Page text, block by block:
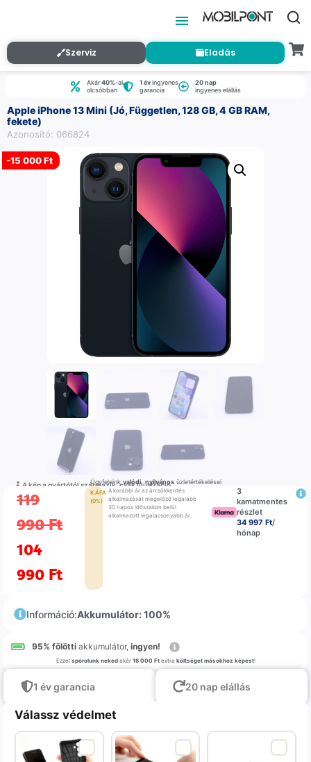
Szerviz Eladás
Akár40%-al
olcsóbban
1 évingyenes
garancia
20 nap
ingyenes elállás
Apple iPhone 13 Mini (Jó, Független, 128 GB, 4 GB RAM,
fekete)
Azonosító: 066824
-15 000 Ft
A kép a gyártótól származik, csak illustráció
Ügyfeleinkvalódi,nyilvánosüzletértékelései
119
990Ft
104
990 Ft
K.ÁFA
(0%)
A korábbi ár az árcsökkentés
alkalmazását megelőző legalább
30 napos időszakon belül
alkalmazott legalacsonyabb ár.
3
kamatmentes
részlet
34 997 Ft/
hónap
Információ:Akkumulátor: 100%
95% fölötti akkumulátor, ingyen!
Ezzel spórolunk nekedakár 16 000 Ftextra költséget másokhoz képest!
1 év garancia 20 nap elállás
Válassz védelmet